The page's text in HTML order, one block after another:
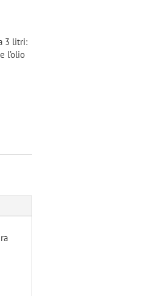
3 litri:
l’olio